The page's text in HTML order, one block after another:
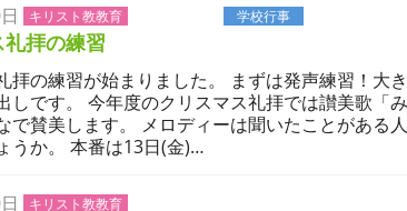
キリスト教教育 学校行事
拝の練習
拝の練習が始まりました。 まずは発声練習！大
しです。 今年度のクリスマス礼拝では讃美歌「
で賛美します。 メロディーは聞いたことがある
うか。 本番は13日(金)…
キリスト教教育